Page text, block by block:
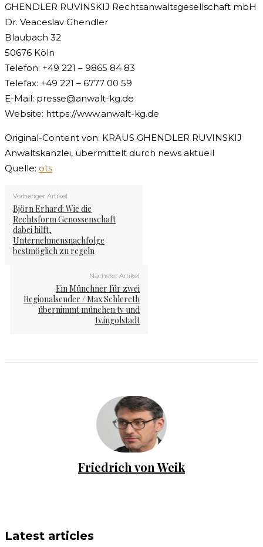
GHENDLER RUVINSKIJ Rechtsanwaltsgesellschaft mbH
Dr. Veaceslav Ghendler
Blaubach 32
50676 Köln
Telefon: +49 221 – 9865 84 83
Telefax: +49 221 – 6777 00 59
E-Mail: presse@anwalt-kg.de
Website: https://www.anwalt-kg.de
Original-Content von: KRAUS GHENDLER RUVINSKIJ
Anwaltskanzlei, übermittelt durch news aktuell
Quelle: ots
Vorheriger Artikel
Björn Erhard: Wie die
Rechtsform Genossenschaft
dabei hilft,
Unternehmensnachfolge
bestmöglich zu regeln
Nächster Artikel
Ein Münchner für zwei
Regionalsender / Max Schlereth
übernimmt münchen.tv und
tv.ingolstadt
Friedrich von Weik
Latest articles